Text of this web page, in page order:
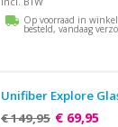
Op voorraad in
besteld, vandaag
Unifiber Explore
€ 149,95 € 69,95